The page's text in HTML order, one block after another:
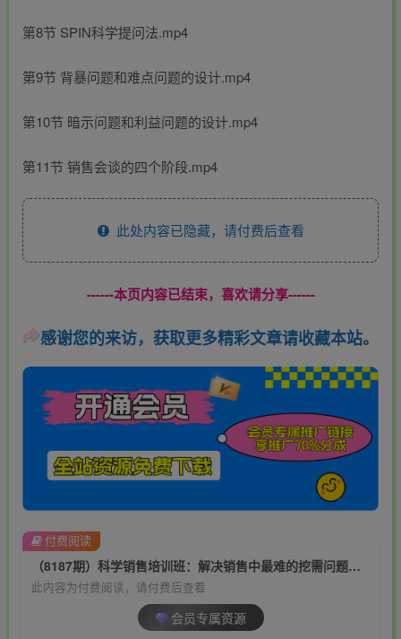
第8节 SPIN科学提问法.mp4
第9节 背暴问题和难点问题的设计.mp4
第10节 暗示问题和利益问题的设计.mp4
第11节 销售会谈的四个阶段.mp4
此处内容已隐藏，请付费后查看
------本页内容已结束，喜欢请分享------
感谢您的来访，获取更多精彩文章请收藏本站。
（8187期）科学销售培训班：解决销售中最难的挖需问题，销售人·必学课程（11节课）
此内容为付费阅读，请付费后查看
会员专属资源
付费阅读